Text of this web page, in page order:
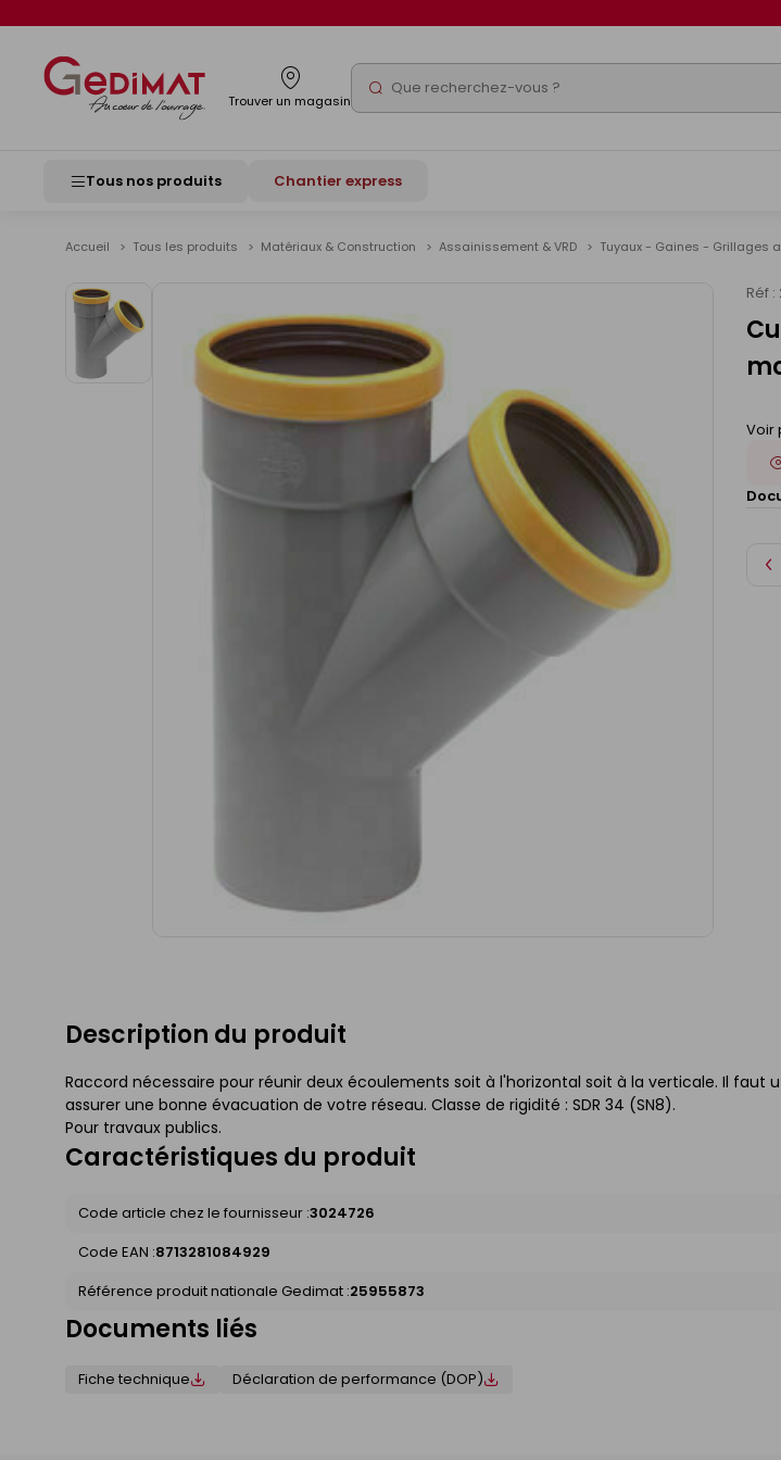
Trouver un magasin Rechercher
Tous nos produits Chantier express
Accueil Tous les produits Matériaux & Construction Assainissement & VRD Tuyaux - Gaines - Grillages
images
Réf
Voir
Description du produit
Raccord nécessaire pour réunir deux écoulements soit à l'horizontal soit à la verticale. Il faut
assurer une bonne évacuation de votre réseau. Classe de rigidité : SDR 34 (SN8).
Pour travaux publics.
Caractéristiques du produit
Code article chez le fournisseur :3024726
Code EAN :8713281084929
Référence produit nationale Gedimat :25955873
Documents liés
Fiche technique Déclaration de performance (DOP)